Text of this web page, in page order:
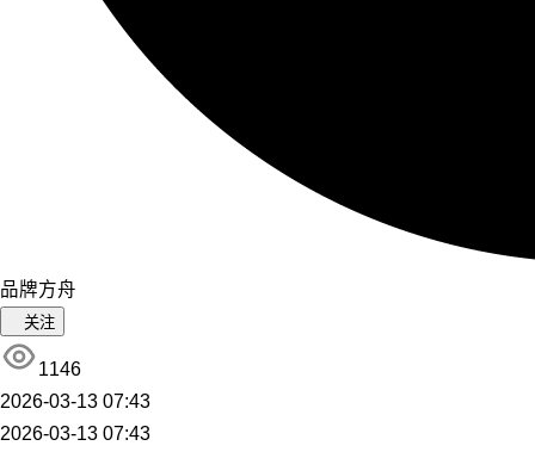
品牌方舟
关注
1146
2026-03-13 07:43
2026-03-13 07:43